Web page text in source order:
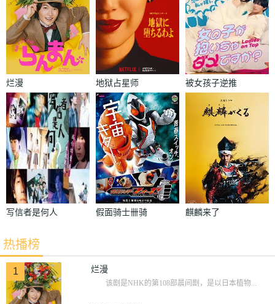
烂漫 地狱占星师
被女孩子逆推
写信者是何人 假面骑士卌骑 麒麟来了
热播榜
1 烂漫
该剧是NHK的第108部晨间剧，是以日本植物...